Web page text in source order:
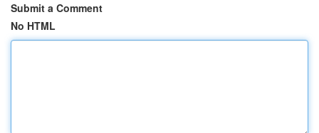
Submit a Comment
No HTML